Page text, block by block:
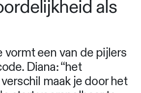
als
vormt een van de pijlers
Diana: “het
maak je door het